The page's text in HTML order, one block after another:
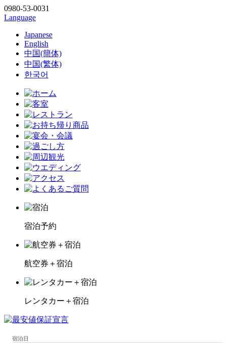
0980-53-0031
Language
Japanese
English
中国(簡体)
中国(繁体)
한국어
宿泊予約
航空券＋宿泊
レンタカー＋宿泊
宿泊日